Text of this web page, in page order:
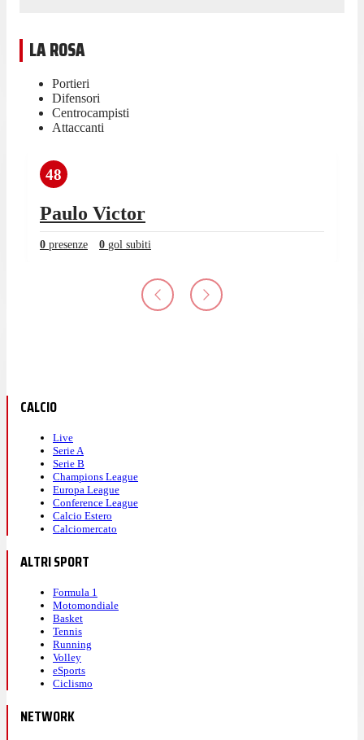
LA ROSA
Portieri
Difensori
Centrocampisti
Attaccanti
48
Paulo Victor
0 presenze 0 gol subiti
CALCIO
Live
Serie A
Serie B
Champions League
Europa League
Conference League
Calcio Estero
Calciomercato
ALTRI SPORT
Formula 1
Motomondiale
Basket
Tennis
Running
Volley
eSports
Ciclismo
NETWORK